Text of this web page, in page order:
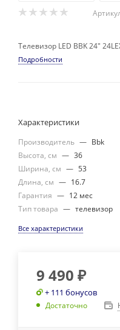
Телевизор LED BBK 24"
Подробности
Характеристики
Производитель — Bbk
Высота, см — 36
Ширина, см — 53
Длина, см — 16.7
Гарантия — 12 мес
Тип товара — телевизор
Все характеристики
9 490 ₽
+ 111 бонусов
Достаточно